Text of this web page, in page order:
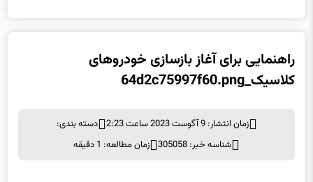
راهنمایی برای آغاز بازسازی خودروهای
کلاسیک_64d2c75997f60.png
زمان انتشار: 9 آگوست 2023 ساعت 2:23
دسته بندی:
شناسه خبر: 305058
زمان مطالعه: 1 دقیقه